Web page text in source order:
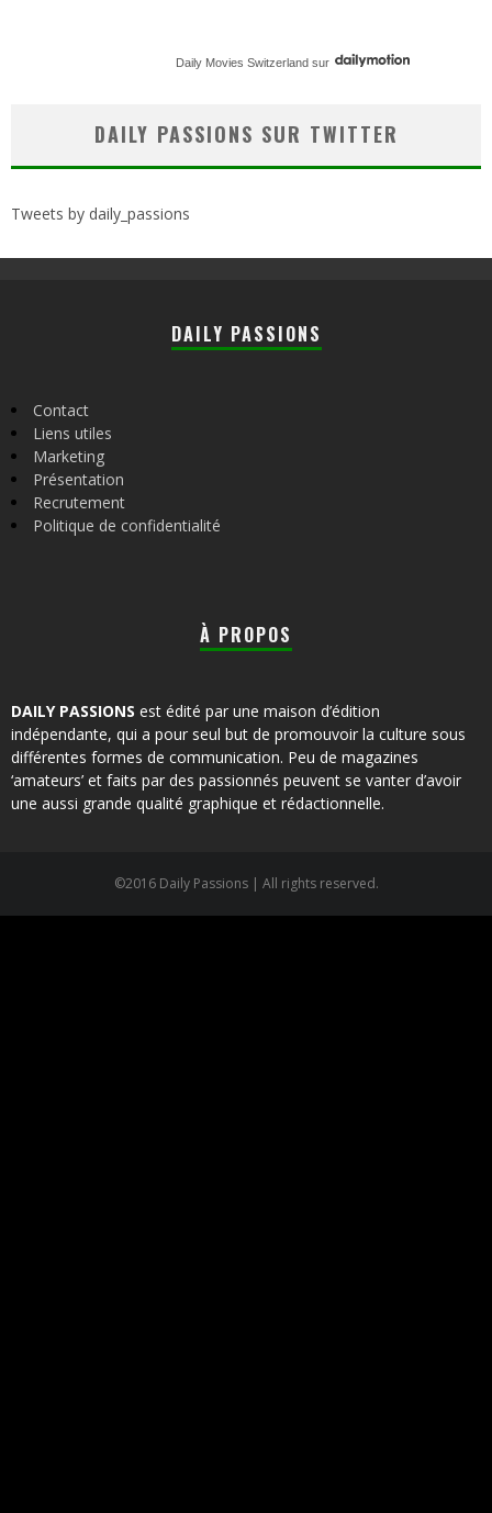
Daily Movies Switzerland sur
DAILY PASSIONS SUR TWITTER
Tweets by daily_passions
DAILY PASSIONS
Contact
Liens utiles
Marketing
Présentation
Recrutement
Politique de confidentialité
À PROPOS
DAILY PASSIONS est édité par une maison d’édition
indépendante, qui a pour seul but de promouvoir la culture sous
différentes formes de communication. Peu de magazines
‘amateurs’ et faits par des passionnés peuvent se vanter d’avoir
une aussi grande qualité graphique et rédactionnelle.
©2016 Daily Passions | All rights reserved.